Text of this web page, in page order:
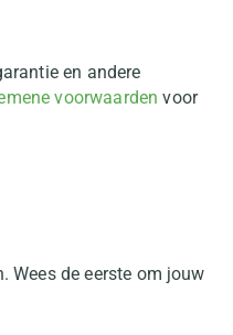
en andere
voorwaarden voor
Wees de eerste om jouw